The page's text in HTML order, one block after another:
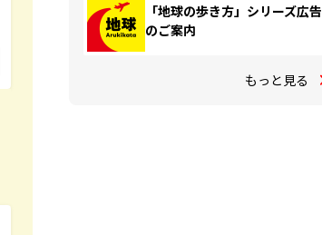
「地球の歩き方」シリーズ広告
のご案内
もっと見る